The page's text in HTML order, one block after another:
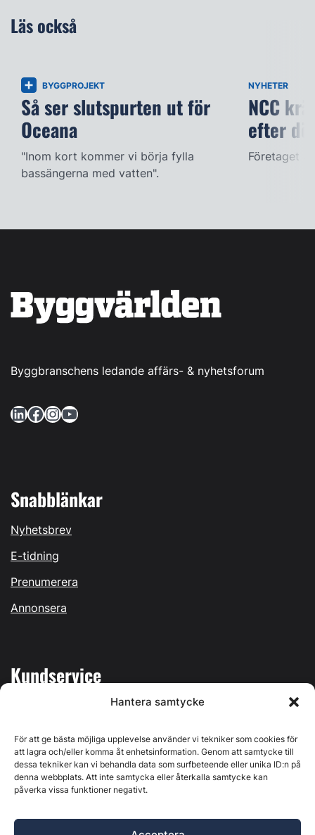
Hantera samtycke
För att ge bästa möjliga upplevelse använder vi tekniker som cookies för
att lagra och/eller komma åt enhetsinformation. Genom att samtycke till
dessa tekniker kan vi behandla data som surfbeteende eller unika ID:n på
denna webbplats. Att inte samtycka eller återkalla samtycke kan
påverka vissa funktioner negativt.
Läs också
BYGGPROJEKT
Så ser slutspurten ut för
Oceana
"Inom kort kommer vi börja fylla
bassängerna med vatten".
NYHETER
NCC
efter
Företaget
Byggbranschens ledande affärs- & nyhetsforum
LinkedIn Facebook InstagramYouTube
Snabblänkar
Nyhetsbrev
E-tidning
Prenumerera
Annonsera
Kundservice
Kontakta oss
Östernäsvägen 1, 827 32 Ljusdal, org.nr: 556625-6425 -